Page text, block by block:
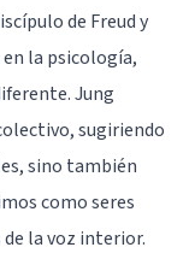
de Freud y
la psicología,
Jung
sugiriendo
sino también
como seres
la voz interior.